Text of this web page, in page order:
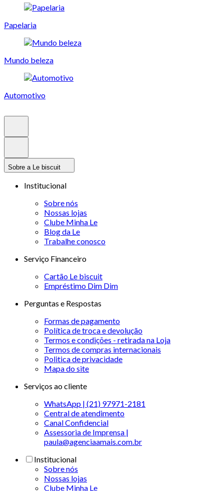
Papelaria
Mundo beleza
Automotivo
Sobre a Le biscuit
Institucional
Sobre nós
Nossas lojas
Clube Minha Le
Blog da Le
Trabalhe conosco
Serviço Financeiro
Cartão Le biscuit
Empréstimo Dim Dim
Perguntas e Respostas
Formas de pagamento
Política de troca e devolução
Termos e condições - retirada na Loja
Termos de compras internacionais
Politica de privacidade
Mapa do site
Serviços ao cliente
WhatsApp | (21) 97971-2181
Central de atendimento
Canal Confidencial
Assessoria de Imprensa |
paula@agenciaamais.com.br
Institucional
Sobre nós
Nossas lojas
Clube Minha Le